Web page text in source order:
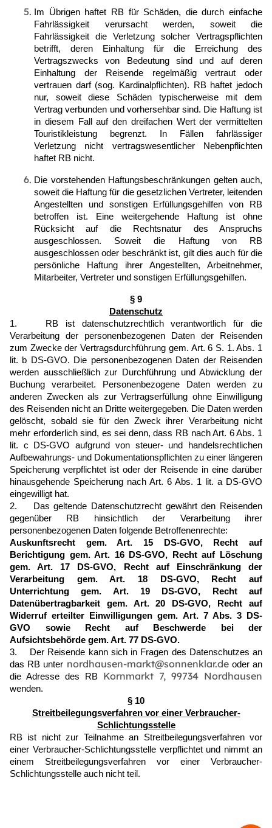
Im Übrigen haftet RB für Schäden, die durch einfache
Fahrlässigkeit verursacht werden, soweit die
Fahrlässigkeit die Verletzung solcher Vertragspflichten
betrifft, deren Einhaltung für die Erreichung des
Vertragszwecks von Bedeutung sind und auf deren
Einhaltung der Reisende regelmäßig vertraut oder
vertrauen darf (sog. Kardinalpflichten). RB haftet jedoch
nur, soweit diese Schäden typischerweise mit dem
Vertrag verbunden und vorhersehbar sind. Die Haftung ist
in diesem Fall auf den dreifachen Wert der vermittelten
Touristikleistung begrenzt. In Fällen fahrlässiger
Verletzung nicht vertragswesentlicher Nebenpflichten
haftet RB nicht.
Die vorstehenden Haftungsbeschränkungen gelten auch,
soweit die Haftung für die gesetzlichen Vertreter, leitenden
Angestellten und sonstigen Erfüllungsgehilfen von RB
betroffen ist. Eine weitergehende Haftung ist ohne
Rücksicht auf die Rechtsnatur des Anspruchs
ausgeschlossen. Soweit die Haftung von RB
ausgeschlossen oder beschränkt ist, gilt dies auch für die
persönliche Haftung ihrer Angestellten, Arbeitnehmer,
Mitarbeiter, Vertreter und sonstigen Erfüllungsgehilfen.
§ 9
Datenschutz
1. RB ist datenschutzrechtlich verantwortlich für die
Verarbeitung der personenbezogenen Daten der Reisenden
zum Zwecke der Vertragsdurchführung gem. Art. 6 S. 1. Abs. 1
lit. b DS-GVO. Die personenbezogenen Daten der Reisenden
werden ausschließlich zur Durchführung und Abwicklung der
Buchung verarbeitet. Personenbezogene Daten werden zu
anderen Zwecken als zur Vertragserfüllung ohne Einwilligung
des Reisenden nicht an Dritte weitergegeben. Die Daten werden
gelöscht, sobald sie für den Zweck ihrer Verarbeitung nicht
mehr erforderlich sind, es sei denn, dass RB nach Art. 6 Abs. 1
lit. c DS-GVO aufgrund von steuer- und handelsrechtlichen
Aufbewahrungs- und Dokumentationspflichten zu einer längeren
Speicherung verpflichtet ist oder der Reisende in eine darüber
hinausgehende Speicherung nach Art. 6 Abs. 1 lit. a DS-GVO
eingewilligt hat.
2. Das geltende Datenschutzrecht gewährt den Reisenden
gegenüber RB hinsichtlich der Verarbeitung ihrer
personenbezogenen Daten folgende Betroffenenrechte:
Auskunftsrecht gem. Art. 15 DS-GVO, Recht auf
Berichtigung gem. Art. 16 DS-GVO, Recht auf Löschung
gem. Art. 17 DS-GVO, Recht auf Einschränkung der
Verarbeitung gem. Art. 18 DS-GVO, Recht auf
Unterrichtung gem. Art. 19 DS-GVO, Recht auf
Datenübertragbarkeit gem. Art. 20 DS-GVO, Recht auf
Widerruf erteilter Einwilligungen gem. Art. 7 Abs. 3 DS-
GVO sowie Recht auf Beschwerde bei der
Aufsichtsbehörde gem. Art. 77 DS-GVO.
3. Der Reisende kann sich in Fragen des Datenschutzes an
das RB unter nordhausen-markt@sonnenklar.de oder an
die Adresse des RB Kornmarkt 7, 99734 Nordhausen
wenden.
§ 10
Streitbeilegungsverfahren vor einer Verbraucher-
Schlichtungsstelle
RB ist nicht zur Teilnahme an Streitbeilegungsverfahren vor
einer Verbraucher-Schlichtungsstelle verpflichtet und nimmt an
einem Streitbeilegungsverfahren vor einer Verbraucher-
Schlichtungsstelle auch nicht teil.